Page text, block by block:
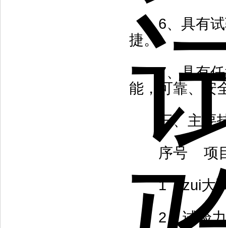
6、具有试
捷。
7、具有任意
能，可靠、安
三、主要
序号 项
1 zui大试验
2 试验力